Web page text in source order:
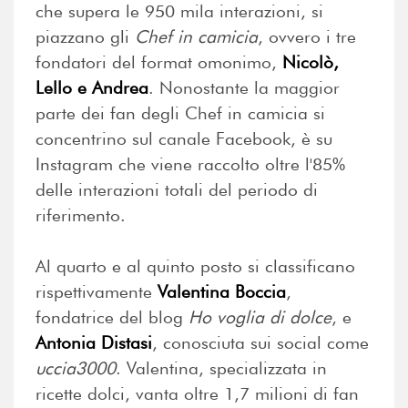
che supera le 950 mila interazioni, si
piazzano gli Chef in camicia, ovvero i tre
fondatori del format omonimo, Nicolò,
Lello e Andrea. Nonostante la maggior
parte dei fan degli Chef in camicia si
concentrino sul canale Facebook, è su
Instagram che viene raccolto oltre l'85%
delle interazioni totali del periodo di
riferimento.
Al quarto e al quinto posto si classificano
rispettivamenteValentina Boccia,
fondatrice del blog Ho voglia di dolce, e
Antonia Distasi, conosciuta sui social come
uccia3000. Valentina, specializzata in
ricette dolci, vanta oltre 1,7 milioni di fan